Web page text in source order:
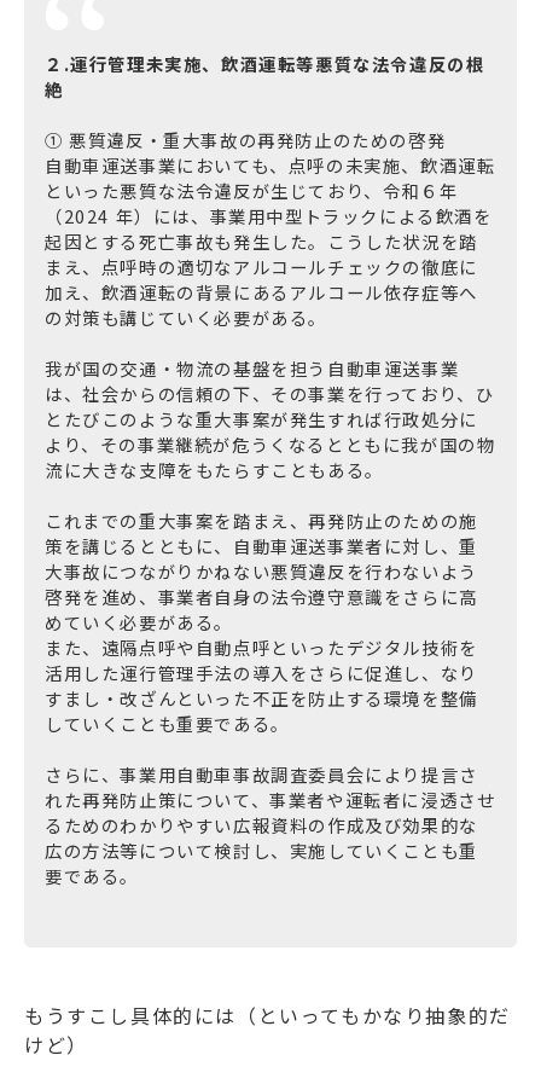
２.運行管理未実施、飲酒運転等悪質な法令違反の根
絶
① 悪質違反・重大事故の再発防止のための啓発
自動車運送事業においても、点呼の未実施、飲酒運転
といった悪質な法令違反が生じており、令和６年
（2024 年）には、事業用中型トラックによる飲酒を
起因とする死亡事故も発生した。こうした状況を踏
まえ、点呼時の適切なアルコールチェックの徹底に
加え、飲酒運転の背景にあるアルコール依存症等へ
の対策も講じていく必要がある。
我が国の交通・物流の基盤を担う自動車運送事業
は、社会からの信頼の下、その事業を行っており、ひ
とたびこのような重大事案が発生すれば行政処分に
より、その事業継続が危うくなるとともに我が国の物
流に大きな支障をもたらすこともある。
これまでの重大事案を踏まえ、再発防止のための施
策を講じるとともに、自動車運送事業者に対し、重
大事故につながりかねない悪質違反を行わないよう
啓発を進め、事業者自身の法令遵守意識をさらに高
めていく必要がある。
また、遠隔点呼や自動点呼といったデジタル技術を
活用した運行管理手法の導入をさらに促進し、なり
すまし・改ざんといった不正を防止する環境を整備
していくことも重要である。
さらに、事業用自動車事故調査委員会により提言さ
れた再発防止策について、事業者や運転者に浸透させ
るためのわかりやすい広報資料の作成及び効果的な
広の方法等について検討し、実施していくことも重
要である。
もうすこし具体的には（といってもかなり抽象的だ
けど）